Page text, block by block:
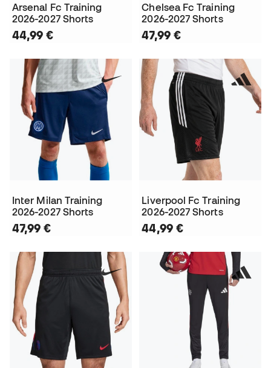
Arsenal Fc Training
2026-2027 Shorts
44,99 €
Chelsea Fc Training
2026-2027 Shorts
47,99 €
Inter Milan Training
2026-2027 Shorts
47,99 €
Liverpool Fc Training
2026-2027 Shorts
44,99 €